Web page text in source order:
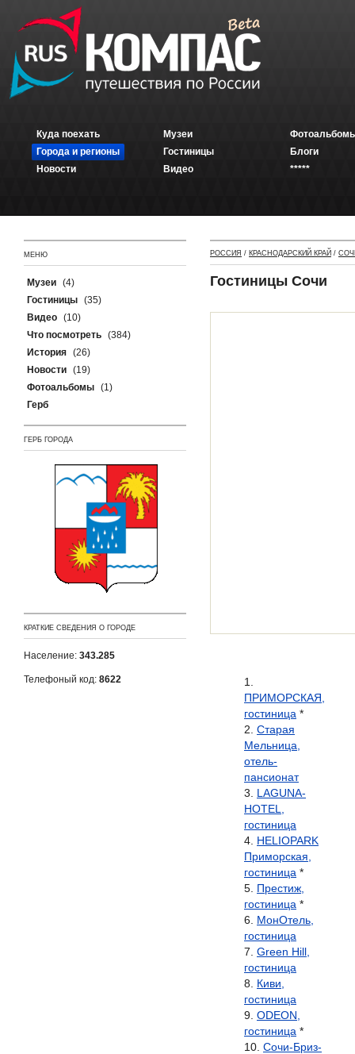
Куда поехать
Города и регионы
Новости
Музеи
Гостиницы
Видео
Блоги
*****
МЕНЮ
Музеи (4)
Гостиницы (35)
Видео (10)
Что посмотреть (384)
История (26)
Новости (19)
Фотоальбомы (1)
Герб
ГЕРБ ГОРОДА
КРАТКИЕ СВЕДЕНИЯ О ГОРОДЕ
Население: 343.285
Телефоный код: 8622
РОССИЯ / КРАСНОДАРСКИЙ КРАЙ /
Гостиницы Сочи
ПРИМОРСКАЯ,
гостиница *
Старая
Мельница,
отель-
пансионат
LAGUNA-
HOTEL,
гостиница
HELIOPARK
Приморская,
гостиница *
Престиж,
гостиница *
МонОтель,
гостиница
Green Hill,
гостиница
Киви,
гостиница
ODEON,
гостиница *
Сочи-Бриз-